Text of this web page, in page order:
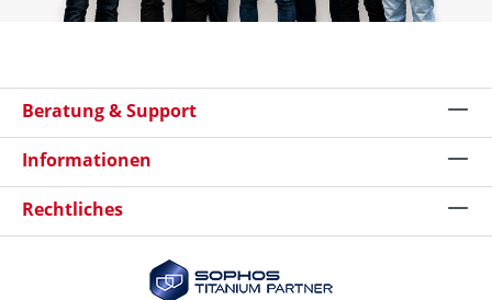
Beratung & Support
Informationen
Rechtliches